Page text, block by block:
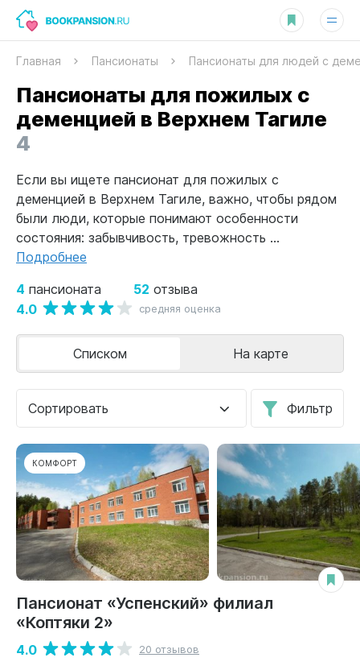
Главная Пансионаты Пансионаты для людей с
Пансионаты для пожилых с
деменцией в Верхнем Тагиле
4
Если вы ищете пансионат для пожилых с
деменцией в Верхнем Тагиле, важно, чтобы рядом
были люди, которые понимают особенности
состояния: забывчивость, тревожность ...
Подробнее
4 пансионата 52 отзыва
4.0 средняя оценка
Сортировать Фильтр
Списком На карте
КОМФОРТ
Пансионат «Успенский» филиал
«Коптяки 2»
4.0
20 отзывов